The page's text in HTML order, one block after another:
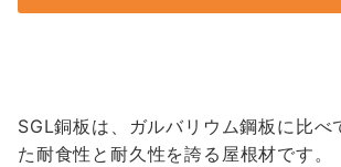
SGL銅板は、ガルバリウム鋼板に比べ
た耐食性と耐久性を誇る屋根材です。